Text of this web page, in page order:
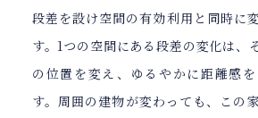
段差を設け空間の有効利用と同時に
す。1つの空間にある段差の変化は、
の位置を変え、ゆるやかに距離感
す。周囲の建物が変わっても、この